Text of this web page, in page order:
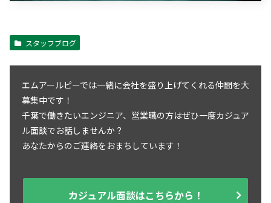
スタッフブログ
エムアールピーでは一緒に会社を盛り上げてくれる仲間を大
募集中です！
千葉で働きたいエンジニア、営業職の方はぜひ一度カジュア
ル面談でお話しませんか？
あなたからのご連絡をおまちしています！
カジュアル面談はこちらから！